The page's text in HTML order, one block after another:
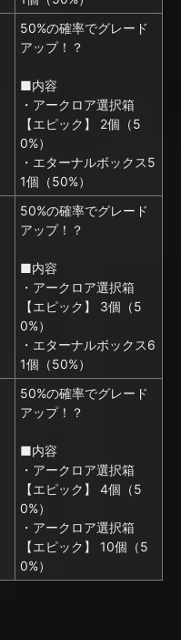
50%の確率でグレード
アップ！？
■内容
・アークロア選択箱
【エピック】 2個（5
0%）
・エターナルボックス5
1個（50%）
50%の確率でグレード
アップ！？
■内容
・アークロア選択箱
【エピック】 3個（5
0%）
・エターナルボックス6
1個（50%）
50%の確率でグレード
アップ！？
■内容
・アークロア選択箱
【エピック】 4個（5
0%）
・アークロア選択箱
【エピック】 10個（5
0%）